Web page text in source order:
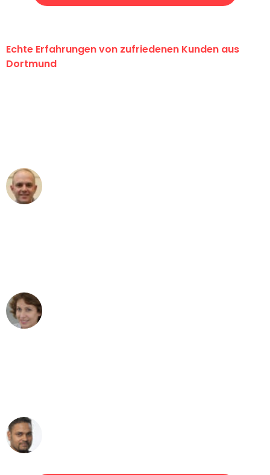
Echte Erfahrungen von zufriedenen Kunden aus
Dortmund